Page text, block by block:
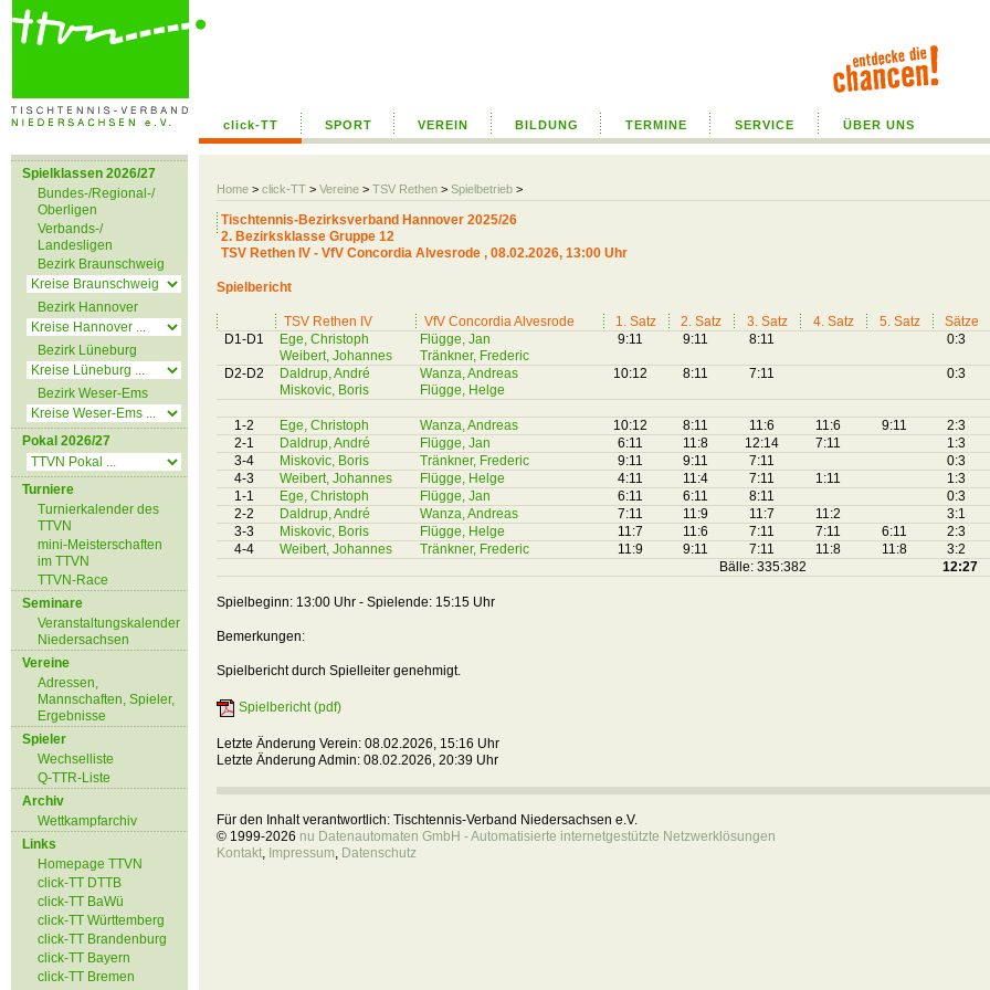
click-TT SPORT VEREIN BILDUNG TERMINE SERVICE ÜBER UNS
Home > click-TT > Vereine > TSV Rethen > Spielbetrieb >
Spielklassen 2026/27
Bundes-/Regional-/
Oberligen
Verbands-/
Landesligen
Bezirk Braunschweig
Bezirk Hannover
Bezirk Lüneburg
Bezirk Weser-Ems
Pokal 2026/27
Turniere
Turnierkalender des
TTVN
mini-Meisterschaften
im TTVN
TTVN-Race
Seminare
Veranstaltungskalender
Niedersachsen
Vereine
Adressen,
Mannschaften, Spieler,
Ergebnisse
Spieler
Wechselliste
Q-TTR-Liste
Archiv
Wettkampfarchiv
Links
Homepage TTVN
click-TT DTTB
click-TT BaWü
click-TT Württemberg
click-TT Brandenburg
click-TT Bayern
click-TT Bremen
Tischtennis-Bezirksverband Hannover 2025/26
2. Bezirksklasse Gruppe 12
TSV Rethen IV - VfV Concordia Alvesrode , 08.02.2026, 13:00 Uhr
Spielbericht
TSV Rethen IV VfV Concordia Alvesrode 1. Satz 2. Satz 3. Satz 4. Satz 5. Satz Sätze
D1-D1
Ege, Christoph
Weibert, Johannes
Flügge, Jan
Tränkner, Frederic
9:11 9:11 8:11 0:3
D2-D2
Daldrup, André
Miskovic, Boris
Wanza, Andreas
Flügge, Helge
10:12 8:11 7:11 0:3
1-2 Ege, Christoph Wanza, Andreas 10:12 8:11 11:6 11:6 9:11 2:3
2-1
Daldrup, André Flügge, Jan 6:11 11:8 12:14 7:11 1:3
3-4
Miskovic, Boris Tränkner, Frederic 9:11 9:11 7:11 0:3
4-3
Weibert, Johannes Flügge, Helge 4:11 11:4 7:11 1:11 1:3
1-1
Ege, Christoph Flügge, Jan 6:11 6:11 8:11 0:3
2-2
Daldrup, André Wanza, Andreas 7:11 11:9 11:7 11:2 3:1
3-3
Miskovic, Boris Flügge, Helge 11:7 11:6 7:11 7:11 6:11 2:3
4-4
Weibert, Johannes Tränkner, Frederic 11:9 9:11 7:11 11:8 11:8 3:2
Bälle: 335:382
12:27
Spielbeginn: 13:00 Uhr - Spielende: 15:15 Uhr
Bemerkungen:
Spielbericht durch Spielleiter genehmigt.
Spielbericht (pdf)
Letzte Änderung Verein: 08.02.2026, 15:16 Uhr
Letzte Änderung Admin: 08.02.2026, 20:39 Uhr
Für den Inhalt verantwortlich: Tischtennis-Verband Niedersachsen e.V.
© 1999-2026 nu Datenautomaten GmbH - Automatisierte internetgestützte Netzwerklösungen
Kontakt, Impressum, Datenschutz